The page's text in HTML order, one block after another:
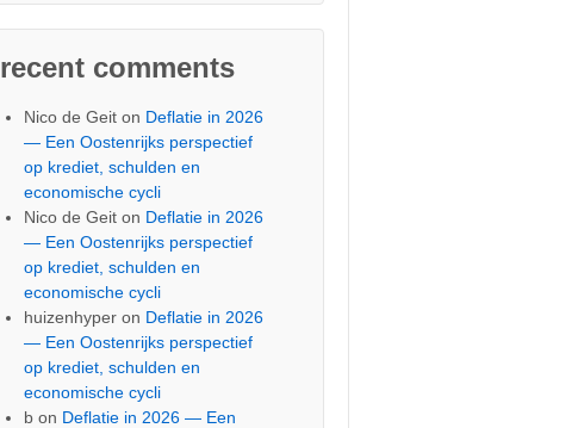
recent comments
Nico de Geit on Deflatie in 2026
— Een Oostenrijks perspectief
op krediet, schulden en
economische cycli
Nico de Geit on Deflatie in 2026
— Een Oostenrijks perspectief
op krediet, schulden en
economische cycli
huizenhyper on Deflatie in 2026
— Een Oostenrijks perspectief
op krediet, schulden en
economische cycli
b on Deflatie in 2026 — Een